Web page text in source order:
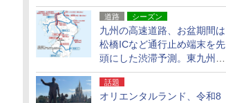
できる
道路 シーズン
九州の高速道路、お盆期間は
松橋ICなど通行止め端末を先
頭にした渋滞予測。東九州道
への迂回は料金調整を実施
話題
オリエンタルランド、令和8